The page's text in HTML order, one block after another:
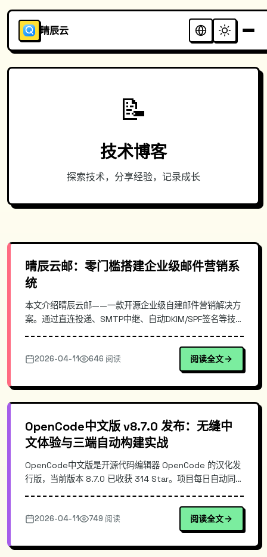
晴辰云
📝
技术博客
探索技术，分享经验，记录成长
晴辰云邮：零门槛搭建企业级邮件营销系
统
本文介绍晴辰云邮——一款开源企业级自建邮件营销解决方
案。通过直连投递、SMTP中继、自动DKIM/SPF签名等技
域名声誉，提供全可视化Web管理面板，大幅降低邮件系统
运维门槛。适合中小企业、开发者及技术团队自建邮件服
2026-04-11 646 阅读 阅读全文
OpenCode中文版 v8.7.0 发布：无缝中
文体验与三端自动构建实战
OpenCode中文版是开源代码编辑器 OpenCode 的汉化发
行版，当前版本 8.7.0 已收获 314 Star。项目每日自动同步
Linux 三端的安装包。本文深入解析其汉化机制、自动化构
建架构，并提供快速上手指南，帮助开发者快速获得原生中
2026-04-11 749 阅读 阅读全文